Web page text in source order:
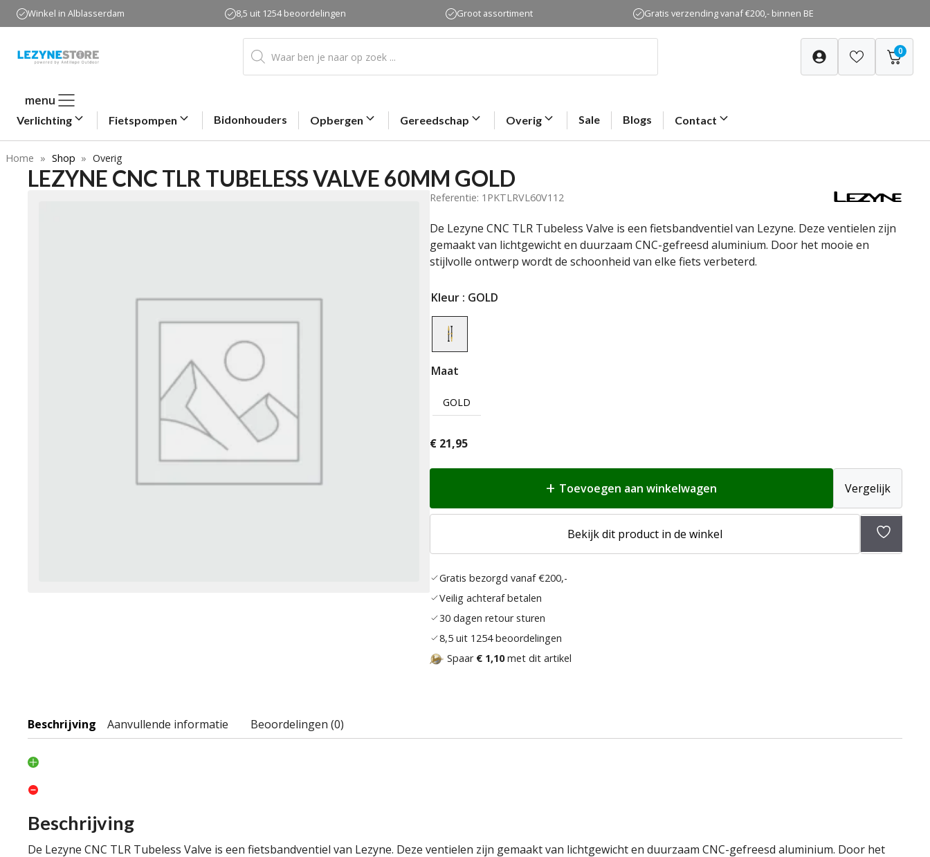
naar
inhoud
Winkel in Alblasserdam 8,5 uit 1254 beoordelingen Groot assortiment Gratis verzending vanaf €200,- binnen BE
Producten
zoeken 0
menu
Verlichting Fietspompen Bidonhouders Opbergen Gereedschap Overig Sale Blogs Contact
Home » Shop » Overig
LEZYNE CNC TLR TUBELESS VALVE 60MM GOLD
Referentie: 1PKTLRVL60V112
De Lezyne CNC TLR Tubeless Valve is een fietsbandventiel van Lezyne. Deze ventielen zijn
gemaakt van lichtgewicht en duurzaam CNC-gefreesd aluminium. Door het mooie en
stijlvolle ontwerp wordt de schoonheid van elke fiets verbeterd.
Kleur : GOLD
Maat
GOLD
€ 21,95
Toevoegen aan winkelwagen Vergelijk
Bekijk dit product in de winkel
Gratis bezorgd vanaf €200,-
Veilig achteraf betalen
30 dagen retour sturen
8,5 uit 1254 beoordelingen
Spaar € 1,10met dit artikel
Beschrijving Aanvullende informatie Beoordelingen (0)
Beschrijving
De Lezyne CNC TLR Tubeless Valve is een fietsbandventiel van Lezyne. Deze ventielen zijn gemaakt van lichtgewicht en duurzaam CNC-gefreesd aluminium. Door het